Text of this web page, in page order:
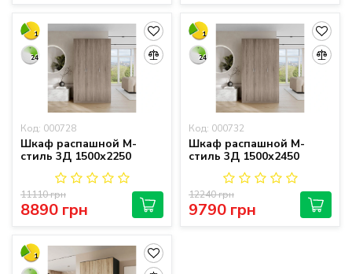
1
24
Код: 000728
Шкаф распашной М-
стиль 3Д 1500х2250
8890 грн
11110 грн
1
24
Код: 000732
Шкаф распашной М-
стиль 3Д 1500х2450
9790 грн
12240 грн
1